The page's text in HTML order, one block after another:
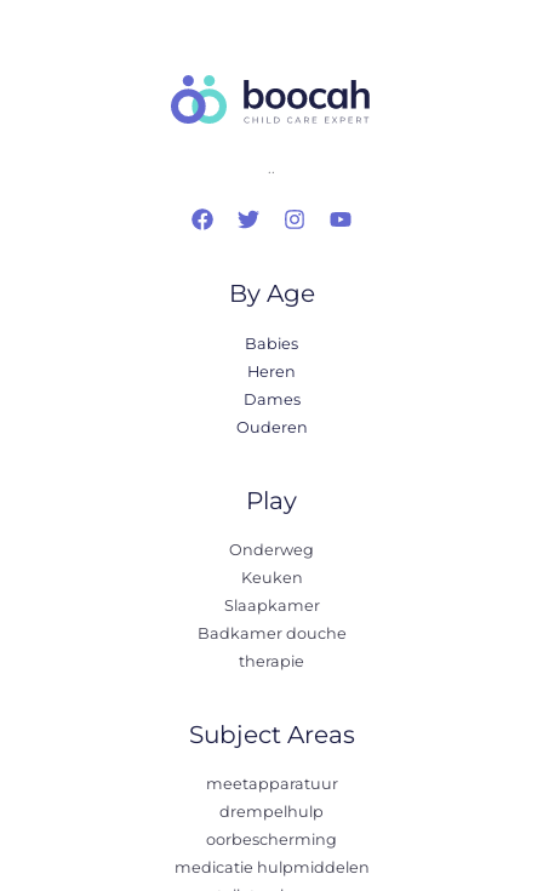
..
By Age
Babies
Heren
Dames
Ouderen
Play
Onderweg
Keuken
Slaapkamer
Badkamer douche
therapie
Subject Areas
meetapparatuur
drempelhulp
oorbescherming
medicatie hulpmiddelen